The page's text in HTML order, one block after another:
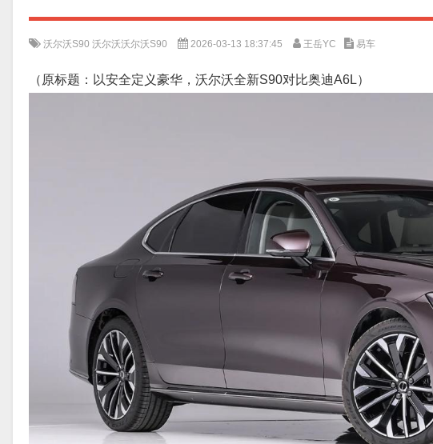
沃尔沃S90 沃尔沃沃尔沃S90 2026-03-13 18:37:45 王岳YC 易车
（原标题：以安全定义豪华，沃尔沃全新S90对比奥迪A6L）